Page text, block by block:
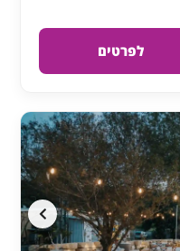
לפרטים